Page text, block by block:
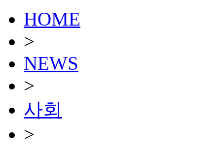
HOME
>
NEWS
>
사회
>